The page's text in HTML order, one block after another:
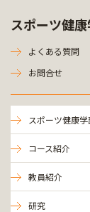
スポーツ健
よくある質問
お問合せ
スポーツ健康
コース紹介
教員紹介
研究